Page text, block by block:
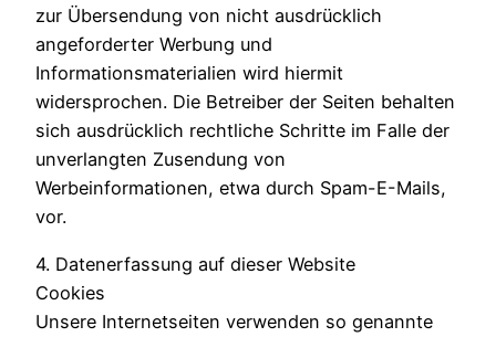
zur Übersendung von nicht ausdrücklich
angeforderter Werbung und
Informationsmaterialien wird hiermit
widersprochen. Die Betreiber der Seiten behalten
sich ausdrücklich rechtliche Schritte im Falle der
unverlangten Zusendung von
Werbeinformationen, etwa durch Spam-E-Mails,
vor.
4. Datenerfassung auf dieser Website
Cookies
Unsere Internetseiten verwenden so genannte